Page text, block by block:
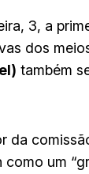
3, a
dos
também
da
um